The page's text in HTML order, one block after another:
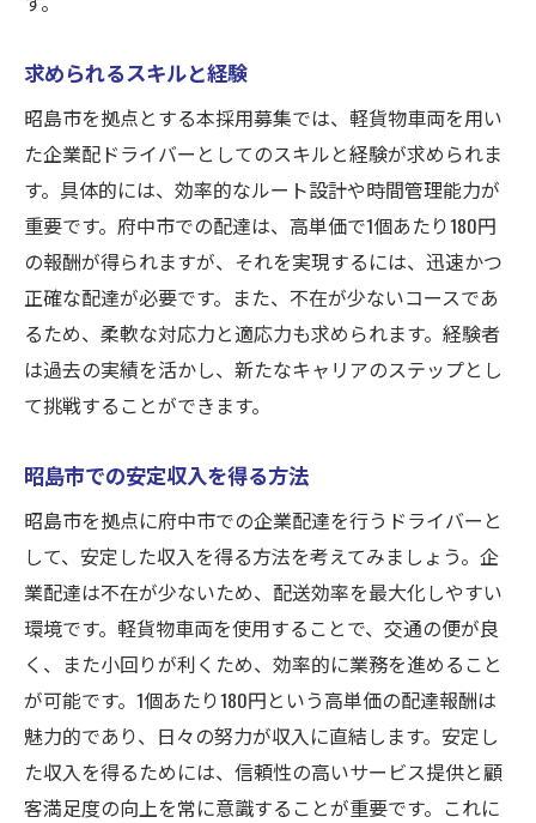
求められるスキルと経験
昭島市を拠点とする本採用募集では、軽貨物車両を用い
た企業配ドライバーとしてのスキルと経験が求められま
す。具体的には、効率的なルート設計や時間管理能力が
重要です。府中市での配達は、高単価で1個あたり180円
の報酬が得られますが、それを実現するには、迅速かつ
正確な配達が必要です。また、不在が少ないコースであ
るため、柔軟な対応力と適応力も求められます。経験者
は過去の実績を活かし、新たなキャリアのステップとし
て挑戦することができます。
昭島市での安定収入を得る方法
昭島市を拠点に府中市での企業配達を行うドライバーと
して、安定した収入を得る方法を考えてみましょう。企
業配達は不在が少ないため、配送効率を最大化しやすい
環境です。軽貨物車両を使用することで、交通の便が良
く、また小回りが利くため、効率的に業務を進めること
が可能です。1個あたり180円という高単価の配達報酬は
魅力的であり、日々の努力が収入に直結します。安定し
た収入を得るためには、信頼性の高いサービス提供と顧
客満足度の向上を常に意識することが重要です。これに